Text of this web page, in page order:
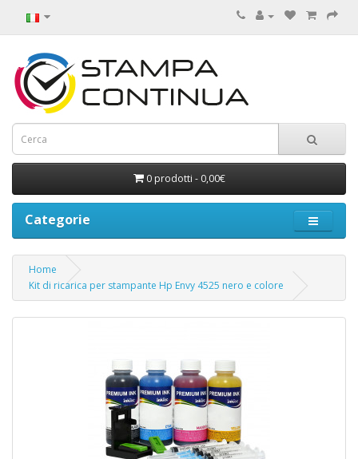
0 prodotti - 0,00€
Categorie
Home
Kit di ricarica per stampante Hp Envy 4525 nero e colore